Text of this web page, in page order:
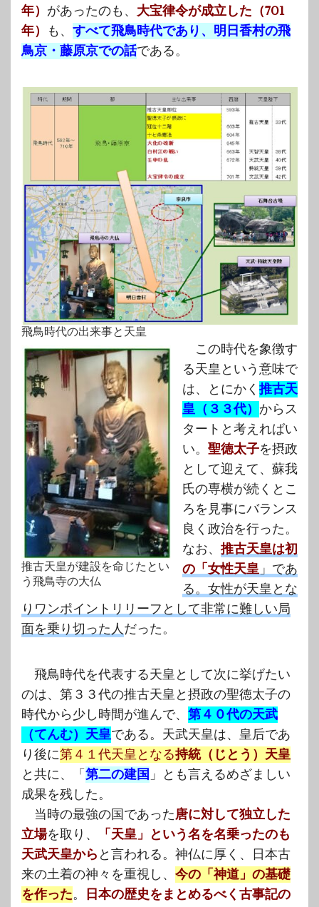
年） があったのも、 大宝律令が成立した（701
年）
も、 すべて飛鳥時代であり、明日香村の飛
鳥京・藤原京での話である。
飛鳥時代の出来事と天皇
推古天皇が建設を命じたとい
う飛鳥寺の大仏
この時代を象徴す
る天皇という意味で
は、とにかく 推古天
皇（３３代） からス
タートと考えればい
い。 聖徳太子を摂政
として迎えて、蘇我
氏の専横が続くとこ
ろを見事にバランス
良く政治を行った。
なお、 推古天皇は初
の「女性天皇 」であ
る。女性が天皇とな
りワンポイントリリーフとして非常に難しい局
面を乗り切った人だった。
飛鳥時代を代表する天皇として次に挙げたい
のは、第３３代の推古天皇と摂政の聖徳太子の
時代から少し時間が進んで、 第４０代の天武
（てんむ）天皇である。天武天皇は、皇后であ
り後に第４１代天皇となる持統（じとう）天皇
と共に、「第二の建国 」とも言えるめざましい
成果を残した。
当時の最強の国であった唐に対して独立した
立場を取り、
「天皇」という名を名乗ったのも
天武天皇から と言われる。神仏に厚く、日本古
来の土着の神々を重視し、 今の「神道」の基礎
を作った。
日本の歴史をまとめるべく古事記の